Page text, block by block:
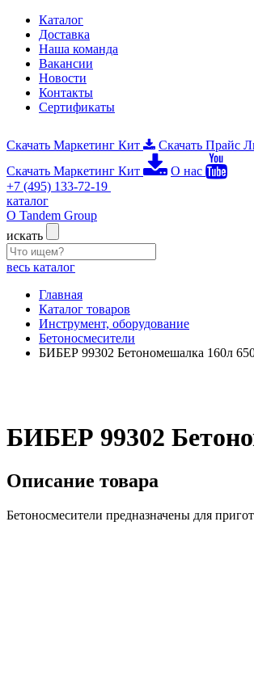
Каталог
Доставка
Наша команда
Вакансии
Новости
Контакты
Сертификаты
Скачать Маркетинг Кит Скачать Прайс
Скачать Маркетинг Кит
О нас
+7 (495) 133-72-19
каталог
О Tandem Group
искать
весь каталог
Главная
Каталог товаров
Инструмент, оборудование
Бетоносмесители
БИБЕР 99302 Бетономешалка 160л
БИБЕР 99302
Описание товара
Бетоносмесители предназначены для